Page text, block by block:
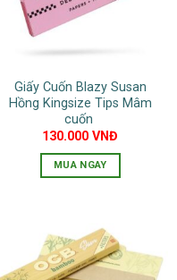
Giấy Cuốn Blazy Susan
Hồng Kingsize Tips Mâm
cuốn
130.000VNĐ
MUA NGAY